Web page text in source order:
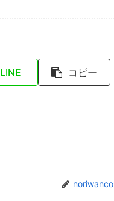
LINE コピー
noriwanco